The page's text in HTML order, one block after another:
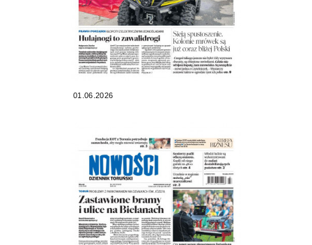
01.06.2026